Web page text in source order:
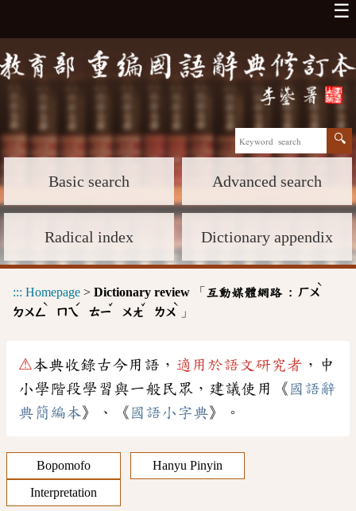
☰
Basic search Advanced search
Radical index Dictionary appendix
::: Homepage > Dictionary review 「 互動媒體網路 : ㄏㄨ
ˋ
ㄉㄨㄥ
ˋ
ㄇㄟ
ˊ
ㄊㄧ
ˇ
ㄨㄤ
ˇ
ㄌㄨ
ˋ
」
⚠本典收錄古今用語， 適用於語文研究者 ，中
小學階段學習與一般民眾，建議使用《 國語辭
典簡編本》、《 國語小字典》。
Bopomofo
Hanyu Pinyin
Interpretation